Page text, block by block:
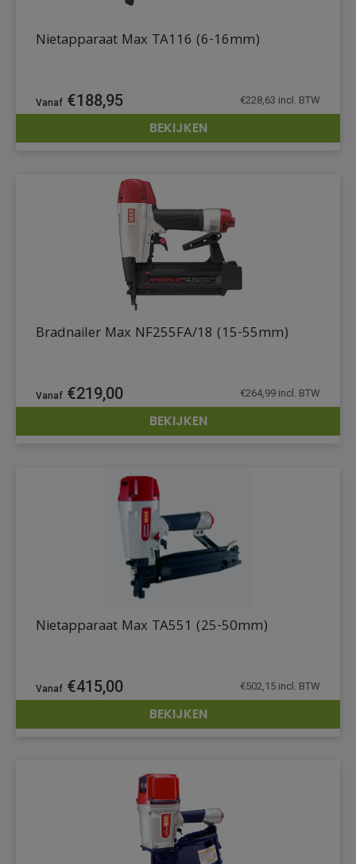
DETAILS
Nietapparaat Max TA116 (6-16mm)
€188,95 €228,63 incl. BTW
BEKIJKEN
DETAILS
Bradnailer Max NF255FA/18 (15-55mm)
€219,00 €264,99 incl. BTW
BEKIJKEN
DETAILS
Nietapparaat Max TA551 (25-50mm)
€415,00 €502,15 incl. BTW
BEKIJKEN